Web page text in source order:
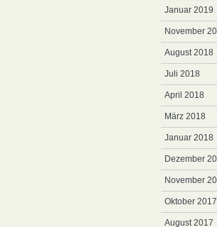
Januar 2019
November
August 2018
Juli 2018
April 2018
März 2018
Januar 2018
Dezember
November
Oktober 2017
August 2017